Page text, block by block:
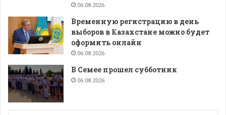
06.08.2026
Временную регистрацию в день
выборов в Казахстане можно будет
оформить онлайн
06.08.2026
В Семее прошел субботник
06.08.2026